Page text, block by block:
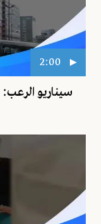
2:00
سيناريو